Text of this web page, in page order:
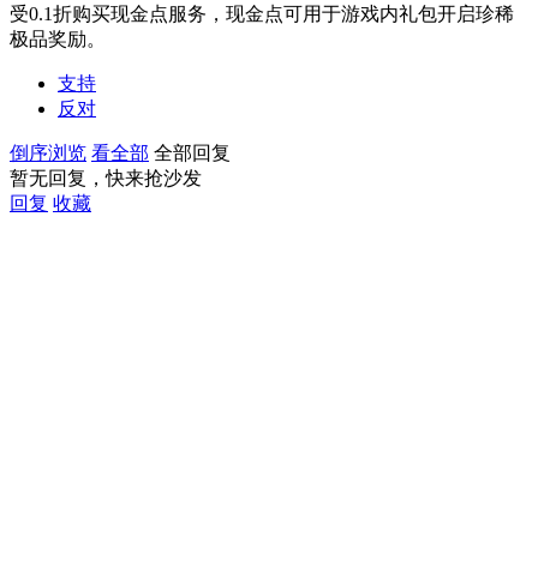
受0.1折购买现金点服务，现金点可用于游戏内礼包开启珍稀
极品奖励。
支持
反对
倒序浏览 看全部 全部回复
暂无回复，快来抢沙发
回复 收藏